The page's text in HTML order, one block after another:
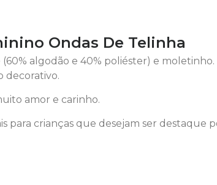
Ondas De Telinha
algodão e 40% poliéster) e
decorativo.
amor e carinho.
para crianças que desejam ser destaque